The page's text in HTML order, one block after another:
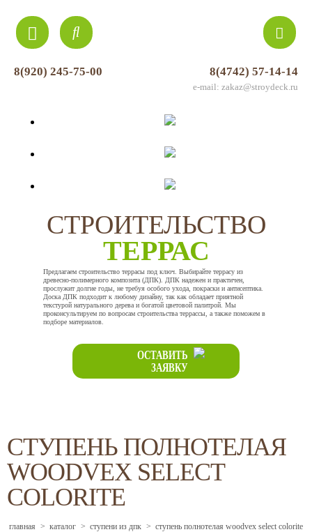
8(920) 245-75-00 8(4742) 57-14-14
e-mail: zakaz@stroydeck.ru
СТРОИТЕЛЬСТВО
ТЕРРАС
Предлагаем строительство террасы под ключ. Выбирайте террасу из
древесно-полимерного композита (ДПК). ДПК надежен и практичен,
прослужит долгие годы, не требуя особого ухода, покраски и антисептика.
Доска ДПК подходит к любому дизайну, так как обладает приятной
текстурой натурального дерева и богатой цветовой палитрой. Мы
проконсультируем по вопросам строительства террассы, а также поможем в
подборе материалов.
ОСТАВИТЬ
ЗАЯВКУ
СТУПЕНЬ ПОЛНОТЕЛАЯ
WOODVEX SELECT
COLORITE
главная > каталог > ступени из дпк > ступень полнотелая woodvex select colorite